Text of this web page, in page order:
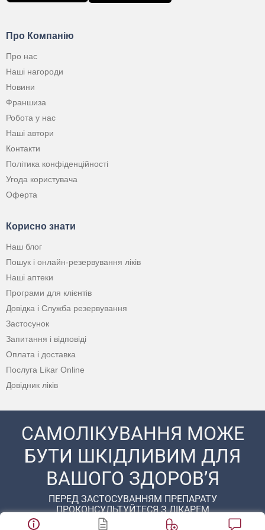
Про Компанію
Про нас
Наші нагороди
Новини
Франшиза
Робота у нас
Наші автори
Контакти
Політика конфіденційності
Угода користувача
Оферта
Корисно знати
Наш блог
Пошук і онлайн-резервування ліків
Наші аптеки
Програми для клієнтів
Довідка і Служба резервування
Застосунок
Запитання і відповіді
Оплата і доставка
Послуга Likar Online
Довідник ліків
САМОЛІКУВАННЯ МОЖЕ
БУТИ ШКІДЛИВИМ ДЛЯ
ВАШОГО ЗДОРОВ’Я
ПЕРЕД ЗАСТОСУВАННЯМ ПРЕПАРАТУ
ПРОКОНСУЛЬТУЙТЕСЯ З ЛІКАРЕМ
© 2020 - 2026 Аптека D.S. Усі права захищені